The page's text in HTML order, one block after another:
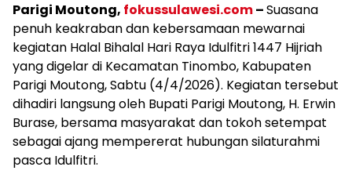
Parigi Moutong, fokussulawesi.com–Suasana
penuh keakraban dan kebersamaan mewarnai
kegiatan Halal Bihalal Hari Raya Idulfitri 1447 Hijriah
yang digelar di Kecamatan Tinombo, Kabupaten
Parigi Moutong, Sabtu (4/4/2026). Kegiatan tersebut
dihadiri langsung oleh Bupati Parigi Moutong, H. Erwin
Burase, bersama masyarakat dan tokoh setempat
sebagai ajang mempererat hubungan silaturahmi
pasca Idulfitri.